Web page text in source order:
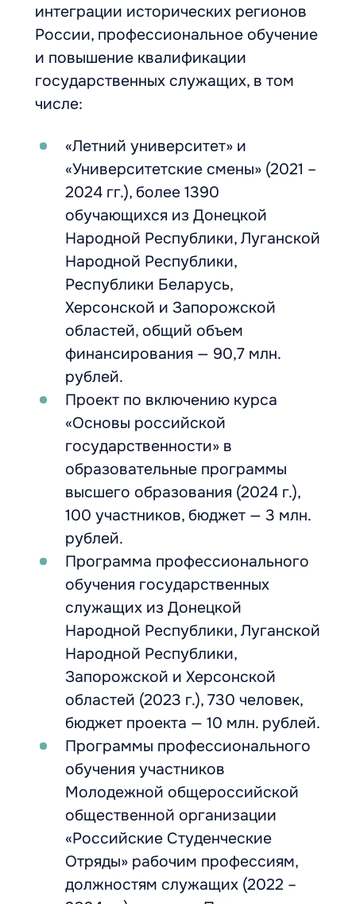
интеграции исторических регионов
России, профессиональное обучение
и повышение квалификации
государственных служащих, в том
числе:
«Летний университет» и
«Университетские смены» (2021 –
2024 гг.), более 1390
обучающихся из Донецкой
Народной Республики, Луганской
Народной Республики,
Республики Беларусь,
Херсонской и Запорожской
областей, общий объем
финансирования — 90,7 млн.
рублей.
Проект по включению курса
«Основы российской
государственности» в
образовательные программы
высшего образования (2024 г.),
100 участников, бюджет — 3 млн.
рублей.
Программа профессионального
обучения государственных
служащих из Донецкой
Народной Республики, Луганской
Народной Республики,
Запорожской и Херсонской
областей (2023 г.), 730 человек,
бюджет проекта — 10 млн. рублей.
Программы профессионального
обучения участников
Молодежной общероссийской
общественной организации
«Российские Студенческие
Отряды» рабочим профессиям,
должностям служащих (2022 –